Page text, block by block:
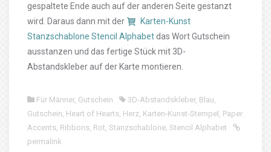
gespaltete Ende auch auf der anderen Seite gestanzt
wird. Daraus dann mit der
Karten-Kunst
Stanzschablone Stencil Alphabet das Wort Gutschein
ausstanzen und das fertige Stück mit 3D-
Abstandskleber auf der Karte montieren.
Für Männer, Gutschein 3D-Abstandskleber, Blau
Gutschein Heart of Hearts Herz Karten-Kunst-Stempel
Paper
Accents Ribbons Rot Stanzschablone Stencil Alphabet
permalink